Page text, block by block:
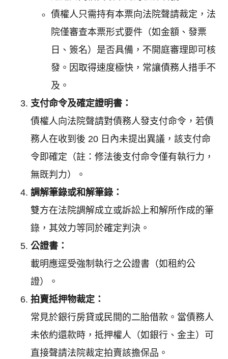
債權人只需持有本票向法院聲請裁定，法
院僅審查本票形式要件（如金額、發票
日、簽名）是否具備，不開庭審理即可核
發。因取得速度極快，常讓債務人措手不
及。
支付命令及確定證明書：
債權人向法院聲請對債務人發支付命令，若債
務人在收到後 20 日內未提出異議，該支付命
令即確定（註：修法後支付命令僅有執行力，
無既判力）。
調解筆錄或和解筆錄：
雙方在法院調解成立或訴訟上和解所作成的筆
錄，其效力等同於確定判決。
公證書：
載明應逕受強制執行之公證書（如租約公
證）。
拍賣抵押物裁定：
常見於銀行房貸或民間的二胎借款。當債務人
未依約還款時，抵押權人（如銀行、金主）可
直接聲請法院裁定拍賣該擔保品。